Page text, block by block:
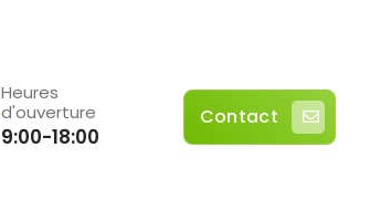
Heures
d'ouverture
9:00-18:00
Contact